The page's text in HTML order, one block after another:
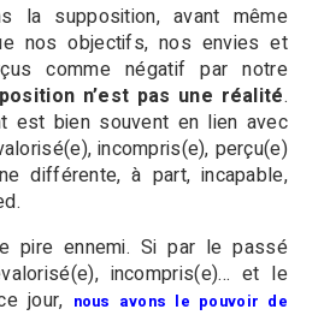
la supposition, avant même
nos objectifs, nos envies et
comme négatif par notre
n’est pas une réalité.
est bien souvent en lien avec
incompris(e), perçu(e)
différente, à part, incapable,
pire ennemi. Si par le passé
incompris(e)… et le
jour, nous avons le pouvoir de